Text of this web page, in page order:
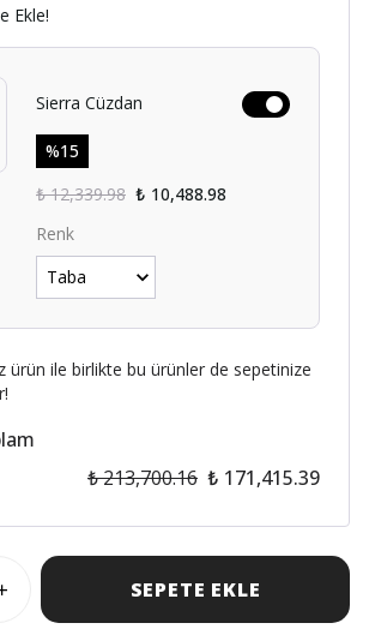
Ekle!
Sierra Cüzdan
%15
₺ 12,339.98 ₺ 10,488.98
Renk
ürün ile birlikte bu ürünler de sepetinize
₺ 213,700.16 ₺ 171,415.39
SEPETE EKLE